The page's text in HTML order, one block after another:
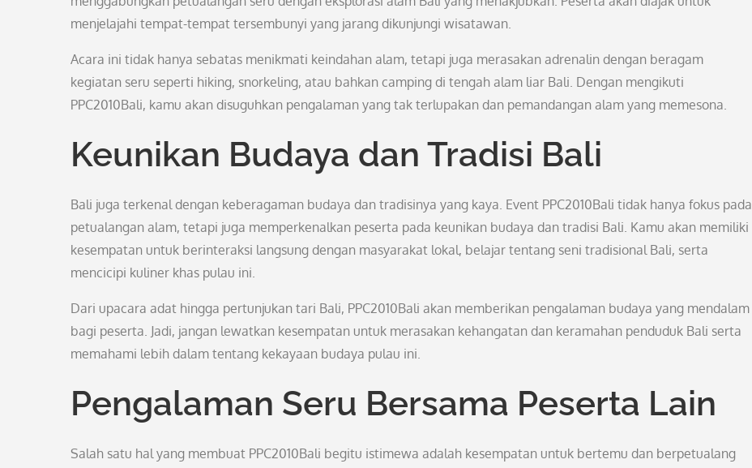
menjelajahi tempat-tempat tersembunyi yang jarang dikunjungi wisatawan.
Acara ini tidak hanya sebatas menikmati keindahan alam, tetapi juga merasakan adrenalin dengan beragam
kegiatan seru seperti hiking, snorkeling, atau bahkan camping di tengah alam liar Bali. Dengan mengikuti
PPC2010Bali, kamu akan disuguhkan pengalaman yang tak terlupakan dan pemandangan alam yang memesona.
Keunikan Budaya dan Tradisi Bali
Bali juga terkenal dengan keberagaman budaya dan tradisinya yang kaya. Event PPC2010Bali tidak hanya fokus pada
petualangan alam, tetapi juga memperkenalkan peserta pada keunikan budaya dan tradisi Bali. Kamu akan memiliki
kesempatan untuk berinteraksi langsung dengan masyarakat lokal, belajar tentang seni tradisional Bali, serta
mencicipi kuliner khas pulau ini.
Dari upacara adat hingga pertunjukan tari Bali, PPC2010Bali akan memberikan pengalaman budaya yang mendalam
bagi peserta. Jadi, jangan lewatkan kesempatan untuk merasakan kehangatan dan keramahan penduduk Bali serta
memahami lebih dalam tentang kekayaan budaya pulau ini.
Pengalaman Seru Bersama Peserta Lain
Salah satu hal yang membuat PPC2010Bali begitu istimewa adalah kesempatan untuk bertemu dan berpetualang